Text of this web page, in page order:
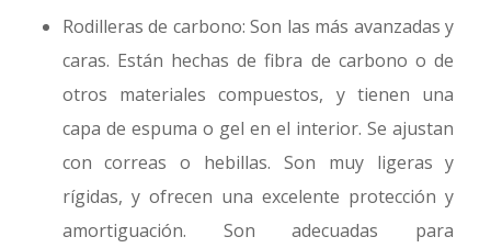
Rodilleras de carbono: Son las más avanzadas y
caras. Están hechas de fibra de carbono o de
otros materiales compuestos, y tienen una
capa de espuma o gel en el interior. Se ajustan
con correas o hebillas. Son muy ligeras y
rígidas, y ofrecen una excelente protección y
amortiguación. Son adecuadas para